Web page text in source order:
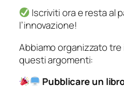
Iscriviti ora e resta al
l’innovazione!
Abbiamo organizzato
questi argomenti:
Pubblicare un